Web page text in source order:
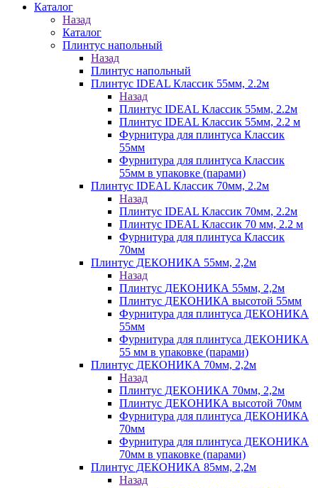
Каталог
Назад
Каталог
Плинтус напольный
Назад
Плинтус напольный
Плинтус IDEAL Классик 55мм, 2.2м
Назад
Плинтус IDEAL Классик 55мм, 2.2м
Плинтус IDEAL Классик 55мм, 2.2 м
Фурнитура для плинтуса Классик
55мм
Фурнитура для плинтуса Классик
55мм в упаковке (парами)
Плинтус IDEAL Классик 70мм, 2.2м
Назад
Плинтус IDEAL Классик 70мм, 2.2м
Плинтус IDEAL Классик 70 мм, 2.2 м
Фурнитура для плинтуса Классик
70мм
Плинтус ДЕКОНИКА 55мм, 2,2м
Назад
Плинтус ДЕКОНИКА 55мм, 2,2м
Плинтус ДЕКОНИКА высотой 55мм
Фурнитура для плинтуса ДЕКОНИКА
55мм
Фурнитура для плинтуса ДЕКОНИКА
55 мм в упаковке (парами)
Плинтус ДЕКОНИКА 70мм, 2,2м
Назад
Плинтус ДЕКОНИКА 70мм, 2,2м
Плинтус ДЕКОНИКА высотой 70мм
Фурнитура для плинтуса ДЕКОНИКА
70мм
Фурнитура для плинтуса ДЕКОНИКА
70мм в упаковке (парами)
Плинтус ДЕКОНИКА 85мм, 2,2м
Назад